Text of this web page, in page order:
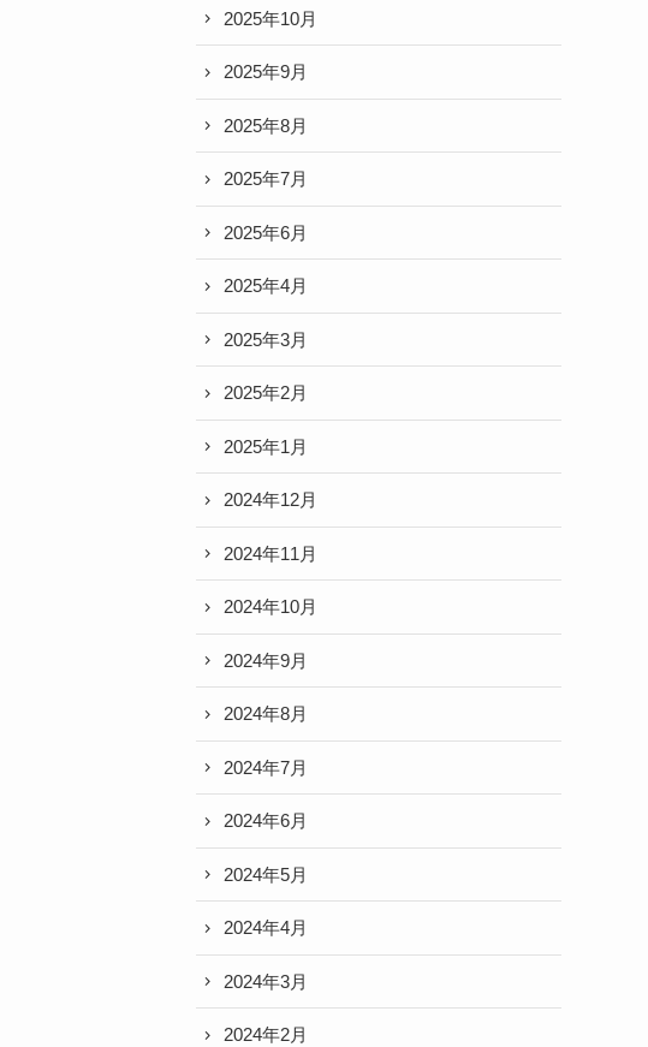
2025年10月
2025年9月
2025年8月
2025年7月
2025年6月
2025年4月
2025年3月
2025年2月
2025年1月
2024年12月
2024年11月
2024年10月
2024年9月
2024年8月
2024年7月
2024年6月
2024年5月
2024年4月
2024年3月
2024年2月